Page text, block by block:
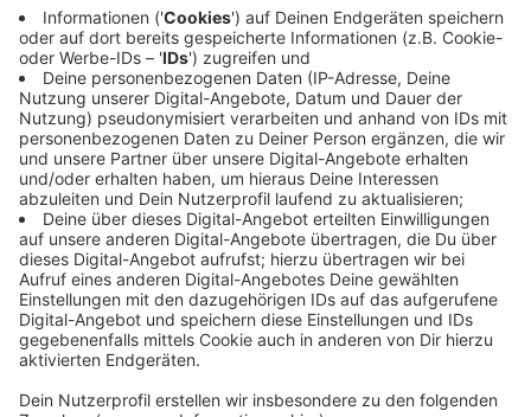
Wer in diesem Zeitraum keine Zeit haben sollte, kann
Gruppen auch vor Ort mit Sach- oder Geldspenden
unterstützen. Die Projekte sollen Kreativität, das
solidarische Handeln und die Verantwortungsfähigkeit
der Jugendlichen fördern. Alle interessierten
Jugendlichen, Organisationen oder Gruppen können
sich an der 72- Stunden-Aktion beteiligen. Dabei
können sie eigene Ideen einbringen oder auf die
Vorschläge des Koordinierungskreises zurückgreifen.
Weitere Informationen gibt esauf der Homepage des
BDKJ Leverkusen .
Anzeige